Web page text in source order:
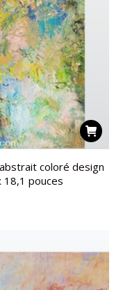
coloré design
18,1 pouces